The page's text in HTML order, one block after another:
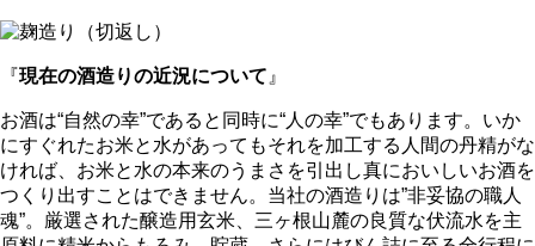
『現在の酒造りの近況について 』
お酒は“自然の幸”であると同時に“人の幸”でもあります。いか
にすぐれたお米と水があってもそれを加工する人間の丹精がな
ければ、お米と水の本来のうまさを引出し真においしいお酒を
つくり出すことはできません。当社の酒造りは”非妥協の職人
魂”。厳選された醸造用玄米、三ヶ根山麓の良質な伏流水を主